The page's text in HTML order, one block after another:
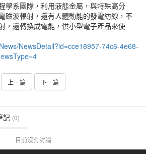
學系團隊，利用液態金屬，與特殊高分
磁波輻射，還有人體動能的發電紡線，不
，還轉換成電能，供小型電子產品來使
NewsDetail?id=cce18957-74c6-4e68-
上一篇 下一篇
記 (0)
目前沒有討論